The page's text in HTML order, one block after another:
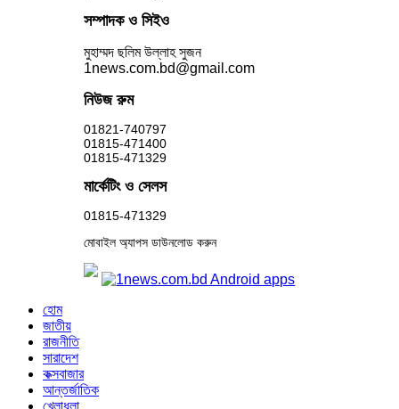
সম্পাদক ও সিইও
মুহাম্মদ ছলিম উল্লাহ সুজন
1news.com.bd@gmail.com
নিউজ রুম
01821-740797
01815-471400
01815-471329
মার্কেটিং ও সেলস
01815-471329
মোবাইল অ্যাপস ডাউনলোড করুন
হোম
জাতীয়
রাজনীতি
সারাদেশ
কক্সবাজার
আন্তর্জাতিক